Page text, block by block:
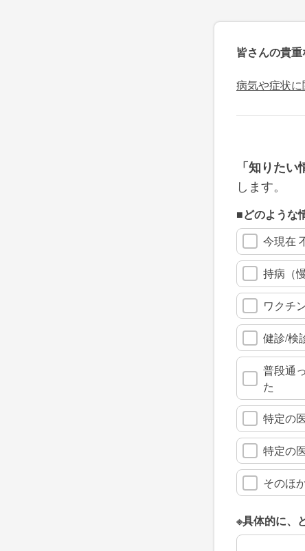
皆さんの貴重
病気や症状
「知りた
します。
■どのような
今現在
持病（
ワクチ
健診/検
普段通
た
特定の
特定の
そのほ
※具体的に、
※具体的に、